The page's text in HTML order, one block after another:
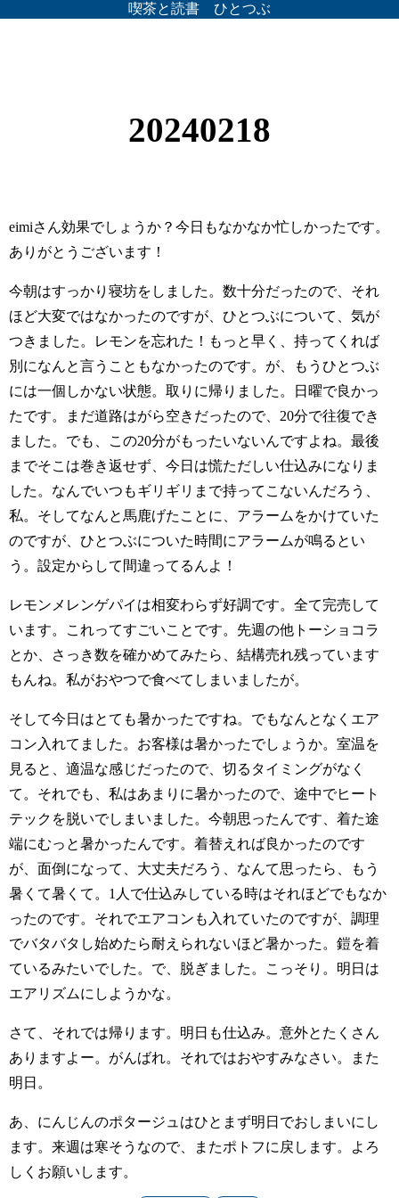
喫茶と読書 ひとつぶ
20240218
eimiさん効果でしょうか？今日もなかなか忙しかったです。
ありがとうございます！
今朝はすっかり寝坊をしました。数十分だったので、それ
ほど大変ではなかったのですが、ひとつぶについて、気が
つきました。レモンを忘れた！もっと早く、持ってくれば
別になんと言うこともなかったのです。が、もうひとつぶ
には一個しかない状態。取りに帰りました。日曜で良かっ
たです。まだ道路はがら空きだったので、20分で往復でき
ました。でも、この20分がもったいないんですよね。最後
までそこは巻き返せず、今日は慌ただしい仕込みになりま
した。なんでいつもギリギリまで持ってこないんだろう、
私。そしてなんと馬鹿げたことに、アラームをかけていた
のですが、ひとつぶについた時間にアラームが鳴るとい
う。設定からして間違ってるんよ！
レモンメレンゲパイは相変わらず好調です。全て完売して
います。これってすごいことです。先週の他トーショコラ
とか、さっき数を確かめてみたら、結構売れ残っています
もんね。私がおやつで食べてしまいましたが。
そして今日はとても暑かったですね。でもなんとなくエア
コン入れてました。お客様は暑かったでしょうか。室温を
見ると、適温な感じだったので、切るタイミングがなく
て。それでも、私はあまりに暑かったので、途中でヒート
テックを脱いでしまいました。今朝思ったんです、着た途
端にむっと暑かったんです。着替えれば良かったのです
が、面倒になって、大丈夫だろう、なんて思ったら、もう
暑くて暑くて。1人で仕込みしている時はそれほどでもなか
ったのです。それでエアコンも入れていたのですが、調理
でバタバタし始めたら耐えられないほど暑かった。鎧を着
ているみたいでした。で、脱ぎました。こっそり。明日は
エアリズムにしようかな。
さて、それでは帰ります。明日も仕込み。意外とたくさん
ありますよー。がんばれ。それではおやすみなさい。また
明日。
あ、にんじんのポタージュはひとまず明日でおしまいにし
ます。来週は寒そうなので、またポトフに戻します。よろ
しくお願いします。